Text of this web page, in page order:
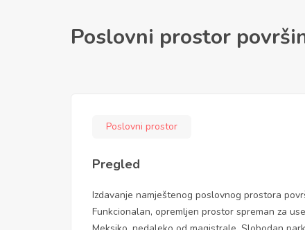
Poslovni prostor
Poslovni prostor
Pregled
Izdavanje namještenog poslovnog prostora
Funkcionalan, opremljen prostor spreman za